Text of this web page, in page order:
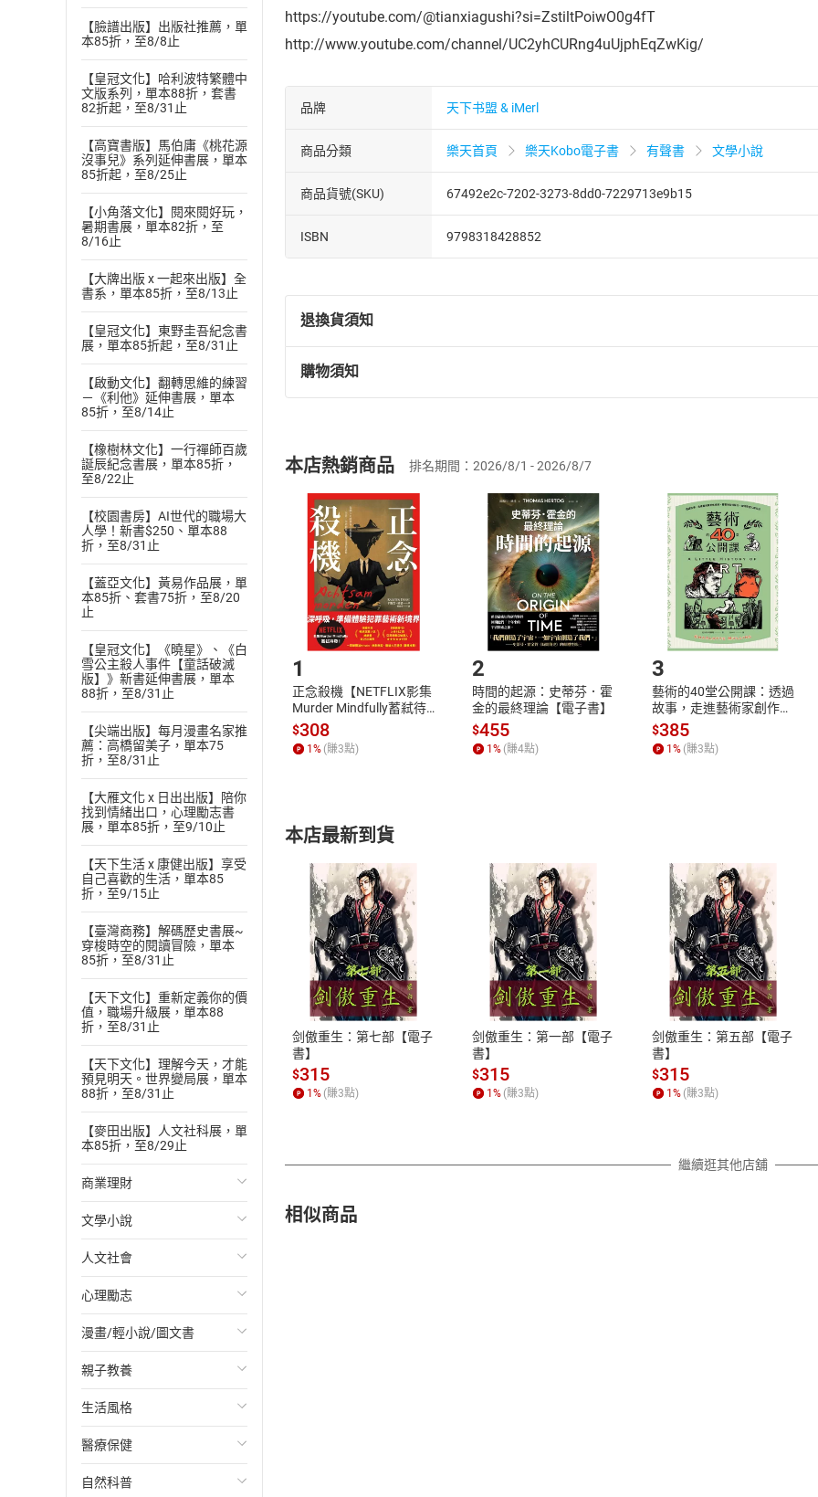
【臉譜出版】出版社推薦，單
本85折，至8/8止
【皇冠文化】哈利波特繁體中
文版系列，單本88折，套書
82折起，至8/31止
【高寶書版】馬伯庸《桃花源
沒事兒》系列延伸書展，單本
85折起，至8/25止
【小角落文化】閱來閱好玩，
暑期書展，單本82折，至
8/16止
【大牌出版 x 一起來出版】全
書系，單本85折，至8/13止
【皇冠文化】東野圭吾紀念書
展，單本85折起，至8/31止
【啟動文化】翻轉思維的練習
－《利他》延伸書展，單本
85折，至8/14止
【橡樹林文化】一行禪師百歲
誕辰紀念書展，單本85折，
至8/22止
【校園書房】AI世代的職場大
人學！新書$250、單本88
折，至8/31止
【蓋亞文化】黃易作品展，單
本85折、套書75折，至8/20
止
【皇冠文化】《曉星》、《白
雪公主殺人事件【童話破滅
版】》新書延伸書展，單本
88折，至8/31止
【尖端出版】每月漫畫名家推
薦：高橋留美子，單本75
折，至8/31止
【大雁文化 x 日出出版】陪你
找到情緒出口，心理勵志書
展，單本85折，至9/10止
【天下生活 x 康健出版】享受
自己喜歡的生活，單本85
折，至9/15止
【臺灣商務】解碼歷史書展~
穿梭時空的閱讀冒險，單本
85折，至8/31止
【天下文化】重新定義你的價
值，職場升級展，單本88
折，至8/31止
【天下文化】理解今天，才能
預見明天。世界變局展，單本
88折，至8/31止
【麥田出版】人文社科展，單
本85折，至8/29止
商業理財
投資理財
經濟/趨勢
財務/金融
管理/領導
職場工作術
成功法
行銷/廣告
傳記
文學小說
歐美文學
日本文學
韓國文學
華文文學
經典文學
成長/家庭生活小說
懸疑/推理小說
人文社會
國際關係
政治
社會科學
台灣/中國歷史
日/韓歷史
其他歷史/史學
心理勵志
心靈成長/情緒
人際關係
兩性關係
心理學
漫畫/輕小說/圖文書
輕小說
奇幻/科幻
愛情故事
職場/社會寫實
親子教養
教育現場
兒童文學/故事
兒童科普/學習
生活風格
飲食/食譜
健身/美顏
醫療保健
健康/養生
自然科普
https://youtube.com/@tianxiagushi?si=ZstiltPoiwO0g4fT
http://www.youtube.com/channel/UC2yhCURng4uUjphEqZwKig/
品牌 天下书盟 & iMerl
商品分類 樂天首頁 樂天Kobo電子書 有聲書 文學小說
商品貨號(SKU) 67492e2c-7202-3273-8dd0-7229713e9b15
ISBN 9798318428852
退換貨須知
退換貨規定：
(一)依消費者保護法第19條第1項後段暨通訊交易解除權合理例外情事適用
(二)消費者訂購本店鋪之商品即代表知悉本店鋪所銷售之商品為電子書，
且已下載/存取電子書，不得請求退貨退款。
退貨方式：您欲取消訂單或辦理退貨時，請登入樂天市場，並於「我的訂單
貨」，本店鋪將依您的申請進行審核，待審核通過後將為您辦理退款事宜。
請注意，樂天市場須以整筆訂單為單位進行取消/退貨，恕無法以單支商品取
購物須知
挑選商品
Choose
放入購物車
Shopping cart
登入帳號
Login
購書後，如何開始使用？
Step1.選擇閱讀載具 Step2.登入
付款方式
ATM轉帳、信用卡、LINE PAY、AFTEE
退換貨規範
本店是否提供消費者保護法七日猶
之權利，遽消費者保護法及通訊交
除權合理例外情事適用準則，依商
質各有不同規定。詳細退換貨說明
照各商品說明。
本店熱銷商品 排名期間：2026/8/1 - 2026/8/7
1
正念殺機【NETFLIX影集
Murder Mindfully蓄弒待
發】【電子書】
$308
1% (賺3點)
2
時間的起源：史蒂芬．霍
金的最終理論【電子書】
$455
1% (賺4點)
3
藝術的40堂公開課：透過
故事，走進藝術家創作現
場，看藝術如何誕生、如
何形塑人類生活【電子
書】
$385
1% (賺3點)
本店最新到貨
剑傲重生：第七部【電子
書】
$315
1 % (賺3點)
剑傲重生：第一部【電子
書】
$315
1 % (賺3點)
剑傲重生：第五部【電子
書】
$315
1 % (賺3點)
繼續逛其他店舖
相似商品